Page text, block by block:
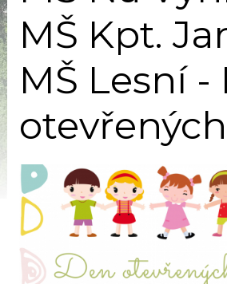
MŠ Kpt.
MŠ Lesní -